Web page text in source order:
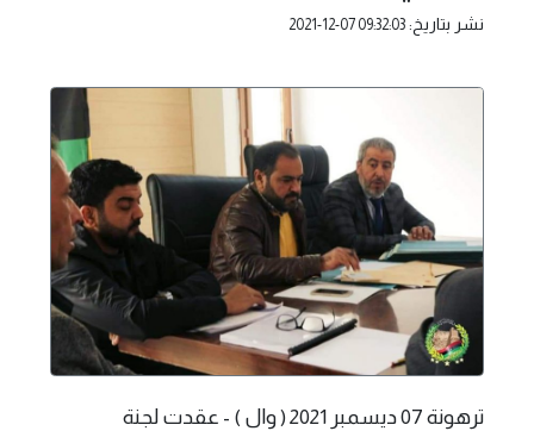
نشر بتاريخ: 2021-12-07 09:32:03
ترهونة 07 ديسمبر 2021 ( وال ) - عقدت لجنة